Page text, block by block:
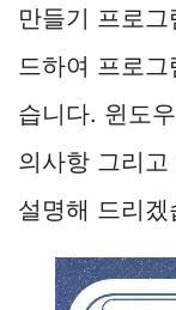
만들기 프로
드하여 프로
습니다. 윈도
의사항 그리
설명해 드리겠